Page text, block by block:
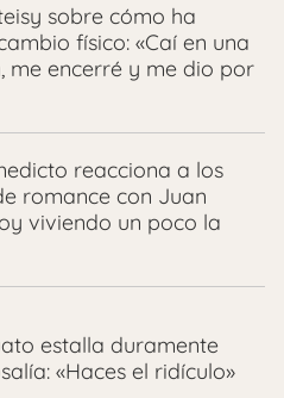
sobre cómo ha
físico: «Caí en una
me encerré y me dio por
reacciona a los
romance con Juan
viviendo un poco la
estalla duramente
«Haces el ridículo»